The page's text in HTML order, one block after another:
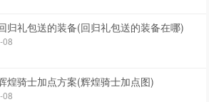
归礼包送的装备(回归礼包送的装备在哪)
08
煌骑士加点方案(辉煌骑士加点图)
08